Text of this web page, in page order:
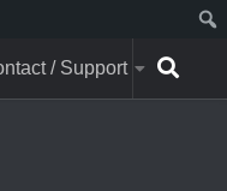
/ Support